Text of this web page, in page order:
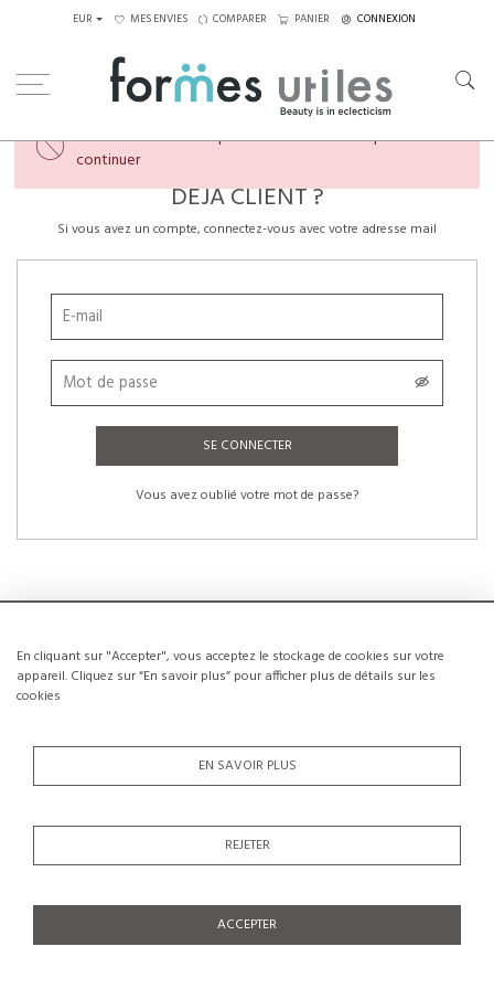
En cliquant sur "Accepter", vous acceptez le stockage de cookies sur votre
appareil. Cliquez sur “En savoir plus” pour afficher plus de détails sur les
cookies
EN SAVOIR PLUS
REJETER
ACCEPTER
EUR MES ENVIES COMPARER PANIER CONNEXION
Veuillez créer un compte ou vous connecter pour
continuer
DÉJÀ CLIENT ?
Si vous avez un compte, connectez-vous avec votre adresse mail
SE CONNECTER
Vous avez oublié votre mot de passe?
NOUVEAUX CLIENTS
La création d’un compte a de nombreux avantages: sauvegarder la liste de vos
CRÉER UN COMPTE